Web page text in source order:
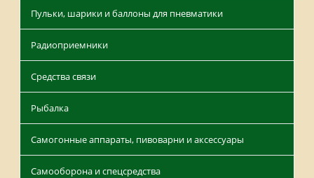
Пульки, шарики и баллоны для пневматики
Радиоприемники
Средства связи
Рыбалка
Самогонные аппараты, пивоварни и аксессуары
Самооборона и спецсредства